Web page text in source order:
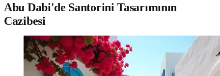
Abu Dabi'de Santorini Tasarımının
Cazibesi